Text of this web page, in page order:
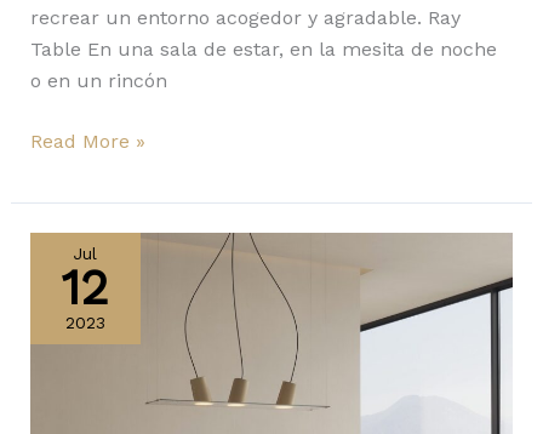
recrear un entorno acogedor y agradable. Ray
Table En una sala de estar, en la mesita de noche
o en un rincón
Read More »
Jul
12
2023
Segno,
nuevas
lámparas